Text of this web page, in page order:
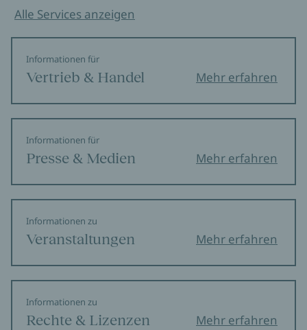
Alle Services anzeigen
Informationen für
Vertrieb & Handel Mehr erfahren
Informationen für
Presse & Medien Mehr erfahren
Informationen zu
Veranstaltungen Mehr erfahren
Informationen zu
Rechte & Lizenzen Mehr erfahren